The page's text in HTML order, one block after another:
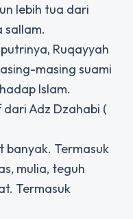
lebih tua dari
sallam.
Ruqayyah
masing suami
Islam.
Adz Dzahabi (
banyak. Termasuk
mulia, teguh
Termasuk